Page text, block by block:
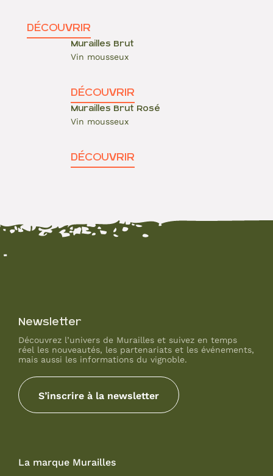
DÉCOUVRIR
Murailles Brut
Vin mousseux
DÉCOUVRIR
Murailles Brut Rosé
Vin mousseux
DÉCOUVRIR
Newsletter
Découvrez l’univers de Murailles et suivez en temps
réel les nouveautés, les partenariats et les événements,
mais aussi les informations du vignoble.
S’inscrire à la newsletter
La marque Murailles